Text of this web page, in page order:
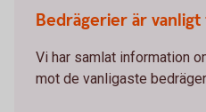
Bedrägerier är
Vi har samlat information
mot de vanligaste